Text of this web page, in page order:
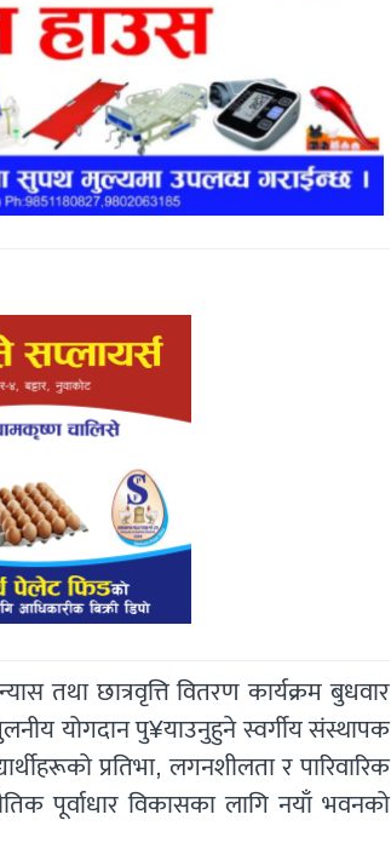
तथा छात्रवृत्ति वितरण कार्यक्रम बुधवार
योगदान पु¥याउनुहुने स्वर्गीय संस्थापक
प्रतिभा, लगनशीलता र पारिवारिक
पूर्वाधार विकासका लागि नयाँ भवनको